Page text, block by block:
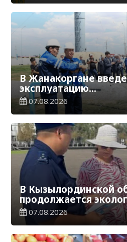
В Жанакоргане
эксплуатацию
07.08.2026
В Кызылординской
продолжается
«Таза Қазақстан»
07.08.2026